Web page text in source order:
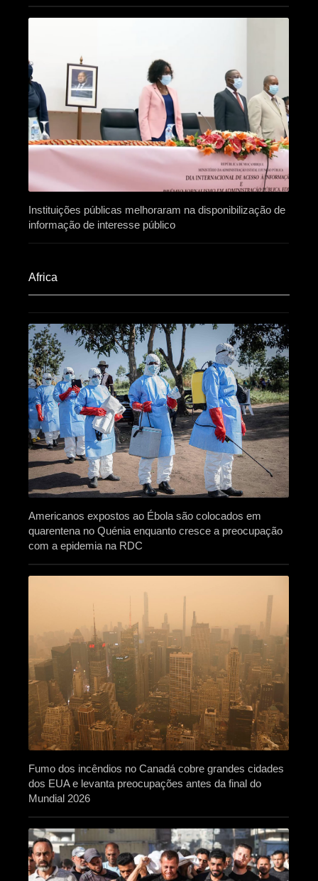
Instituições públicas melhoraram na disponibilização de
informação de interesse público
Africa​
Americanos expostos ao Ébola são colocados em
quarentena no Quénia enquanto cresce a preocupação
com a epidemia na RDC
Fumo dos incêndios no Canadá cobre grandes cidades
dos EUA e levanta preocupações antes da final do
Mundial 2026